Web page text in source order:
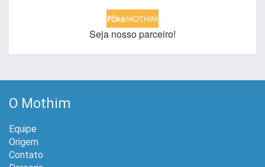
Seja nosso parceiro!
O Mothim
Equipe
Origem
Contato